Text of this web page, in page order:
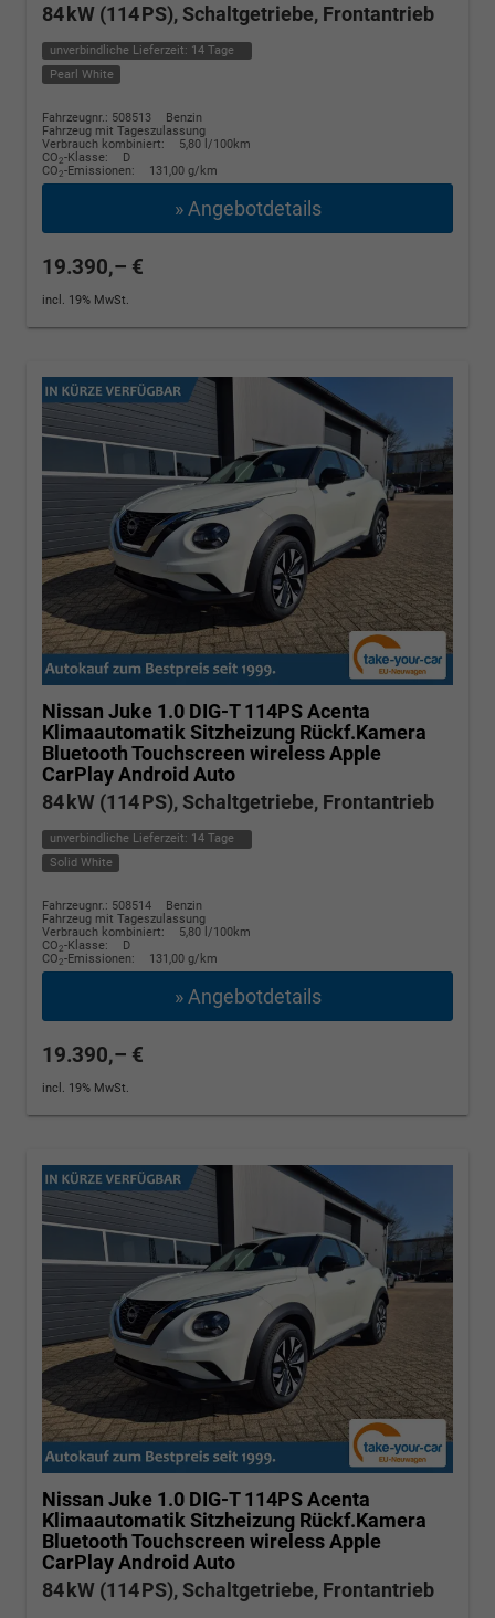
84 kW (114 PS), Schaltgetriebe, Frontantrieb
unverbindliche Lieferzeit: 14 Tage
Pearl White
Fahrzeugnr.: 508513
Benzin
Fahrzeug mit Tageszulassung
Verbrauch kombiniert:
5,80 l/100km
CO2-Klasse:
D
CO2-Emissionen: 131,00 g/km
» Angebotdetails
19.390,– €
incl. 19% MwSt.
Nissan Juke 1.0 DIG-T 114PS Acenta
Klimaautomatik Sitzheizung Rückf.Kamera
Bluetooth Touchscreen wireless Apple
CarPlay Android Auto
84 kW (114 PS), Schaltgetriebe, Frontantrieb
unverbindliche Lieferzeit: 14 Tage
Solid White
Fahrzeugnr.: 508514
Benzin
Fahrzeug mit Tageszulassung
Verbrauch kombiniert:
5,80 l/100km
CO2-Klasse:
D
CO2-Emissionen: 131,00 g/km
» Angebotdetails
19.390,– €
incl. 19% MwSt.
Nissan Juke 1.0 DIG-T 114PS Acenta
Klimaautomatik Sitzheizung Rückf.Kamera
Bluetooth Touchscreen wireless Apple
CarPlay Android Auto
84 kW (114 PS), Schaltgetriebe, Frontantrieb